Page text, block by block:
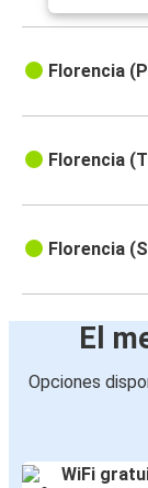
Florencia
Florencia
Florencia
El
Opciones
WiFi